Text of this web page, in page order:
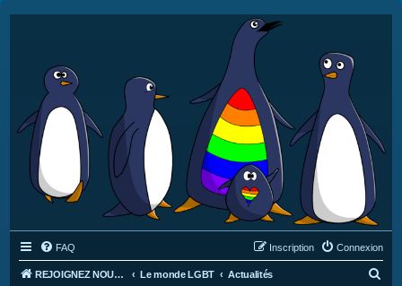
FAQ Connexion
Inscription
REJOIGNEZ NOUS SUR DISCORD : https://discord.gg/4C2Bvub Le monde LGBT Actualités